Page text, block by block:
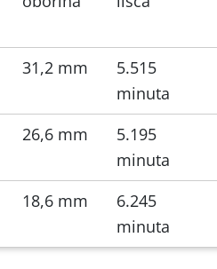
31,2 mm
5.515
minuta
26,6 mm
5.195
minuta
18,6 mm
6.245
minuta